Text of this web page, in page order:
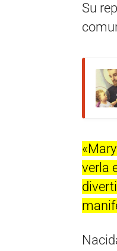
Su
verla